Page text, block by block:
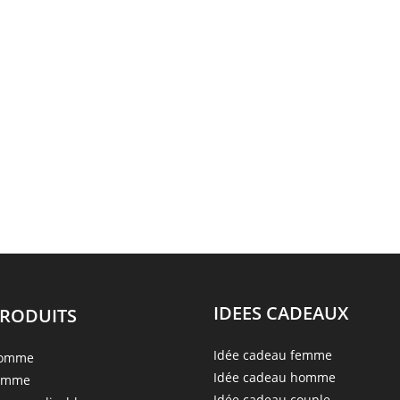
IDEES CADEAUX
Idée cadeau femme
Idée cadeau homme